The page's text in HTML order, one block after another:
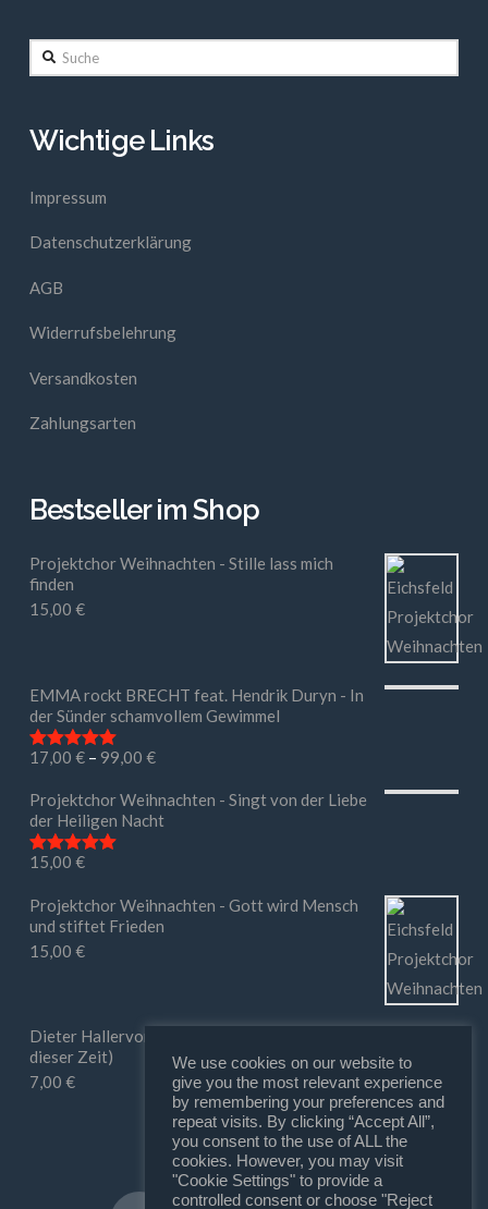
Suche
Wichtige Links
Impressum
Datenschutzerklärung
AGB
Widerrufsbelehrung
Versandkosten
Zahlungsarten
Bestseller im Shop
Projektchor Weihnachten - Stille lass mich
finden
15,00 €
EMMA rockt BRECHT feat. Hendrik Duryn - In
der Sünder schamvollem Gewimmel
Bewertet mit
17,00 €– 99,00 €
Projektchor Weihnachten - Singt von der Liebe
der Heiligen Nacht
Bewertet mit
15,00 €
Projektchor Weihnachten - Gott wird Mensch
und stiftet Frieden
15,00 €
Dieter Hallervorden - Ihr macht mir Mut (in
dieser Zeit)
7,00 €
We use cookies on our website to
give you the most relevant experience
by remembering your preferences and
repeat visits. By clicking “Accept All”,
you consent to the use of ALL the
cookies. However, you may visit
"Cookie Settings" to provide a
controlled consent or choose "Reject